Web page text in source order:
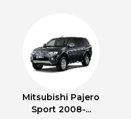
Mitsubishi Pajero
Sport 2008-...